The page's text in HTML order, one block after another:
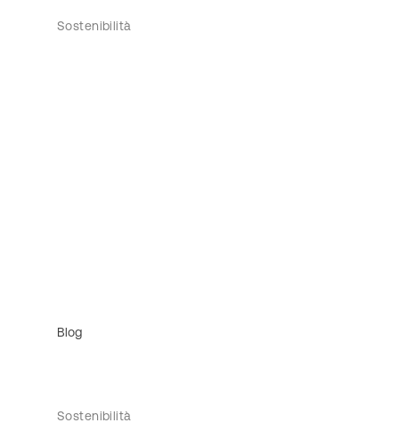
Sostenibilità
Blog
Sostenibilità